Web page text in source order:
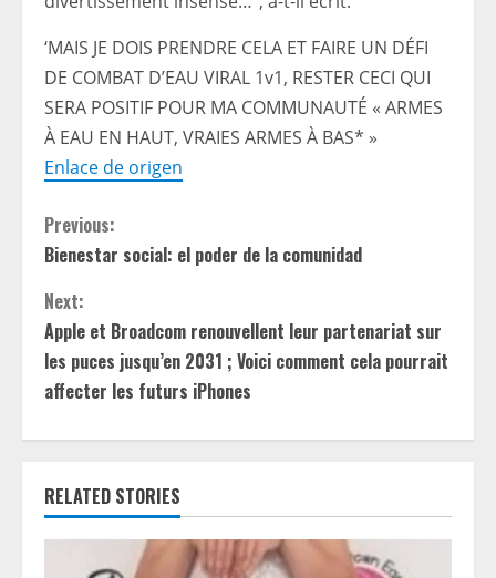
‘MAIS JE DOIS PRENDRE CELA ET FAIRE UN DÉFI
DE COMBAT D’EAU VIRAL 1v1, RESTER CECI QUI
SERA POSITIF POUR MA COMMUNAUTÉ « ARMES
À EAU EN HAUT, VRAIES ARMES À BAS* »
Enlace de origen
C
o
n
t
u
Previous:
Bienestar social: el poder de la comunidad
Next:
Apple et Broadcom renouvellent leur partenariat sur
les puces jusqu’en 2031 ; Voici comment cela pourrait
affecter les futurs iPhones
RELATED STORIES